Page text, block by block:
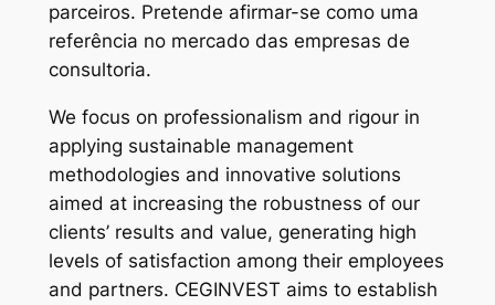
parceiros. Pretende afirmar-se como uma
referência no mercado das empresas de
consultoria.
We focus on professionalism and rigour in
applying sustainable management
methodologies and innovative solutions
aimed at increasing the robustness of our
clients’ results and value, generating high
levels of satisfaction among their employees
and partners. CEGINVEST aims to establish